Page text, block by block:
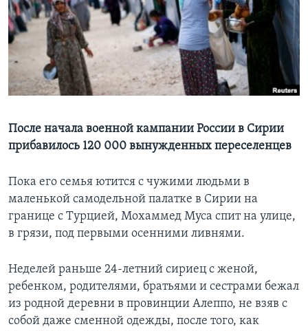
Learning English
СОЦИАЛЬНЫЕ СЕТИ
Языки
После начала военной кампании России в Сирии
прибавилось 120 000 вынужденных переселенцев
Пока его семья ютится с чужими людьми в
маленькой самодельной палатке в Сирии на
границе с Турцией, Мохаммед Муса спит на улице,
в грязи, под первыми осенними ливнями.
Неделей раньше 24-летний сириец с женой,
ребенком, родителями, братьями и сестрами бежал
из родной деревни в провинции Алеппо, не взяв с
собой даже сменной одежды, после того, как